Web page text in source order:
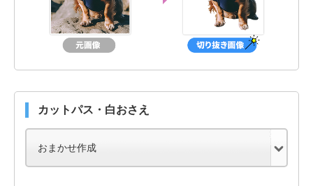
カットパス・白おさえ